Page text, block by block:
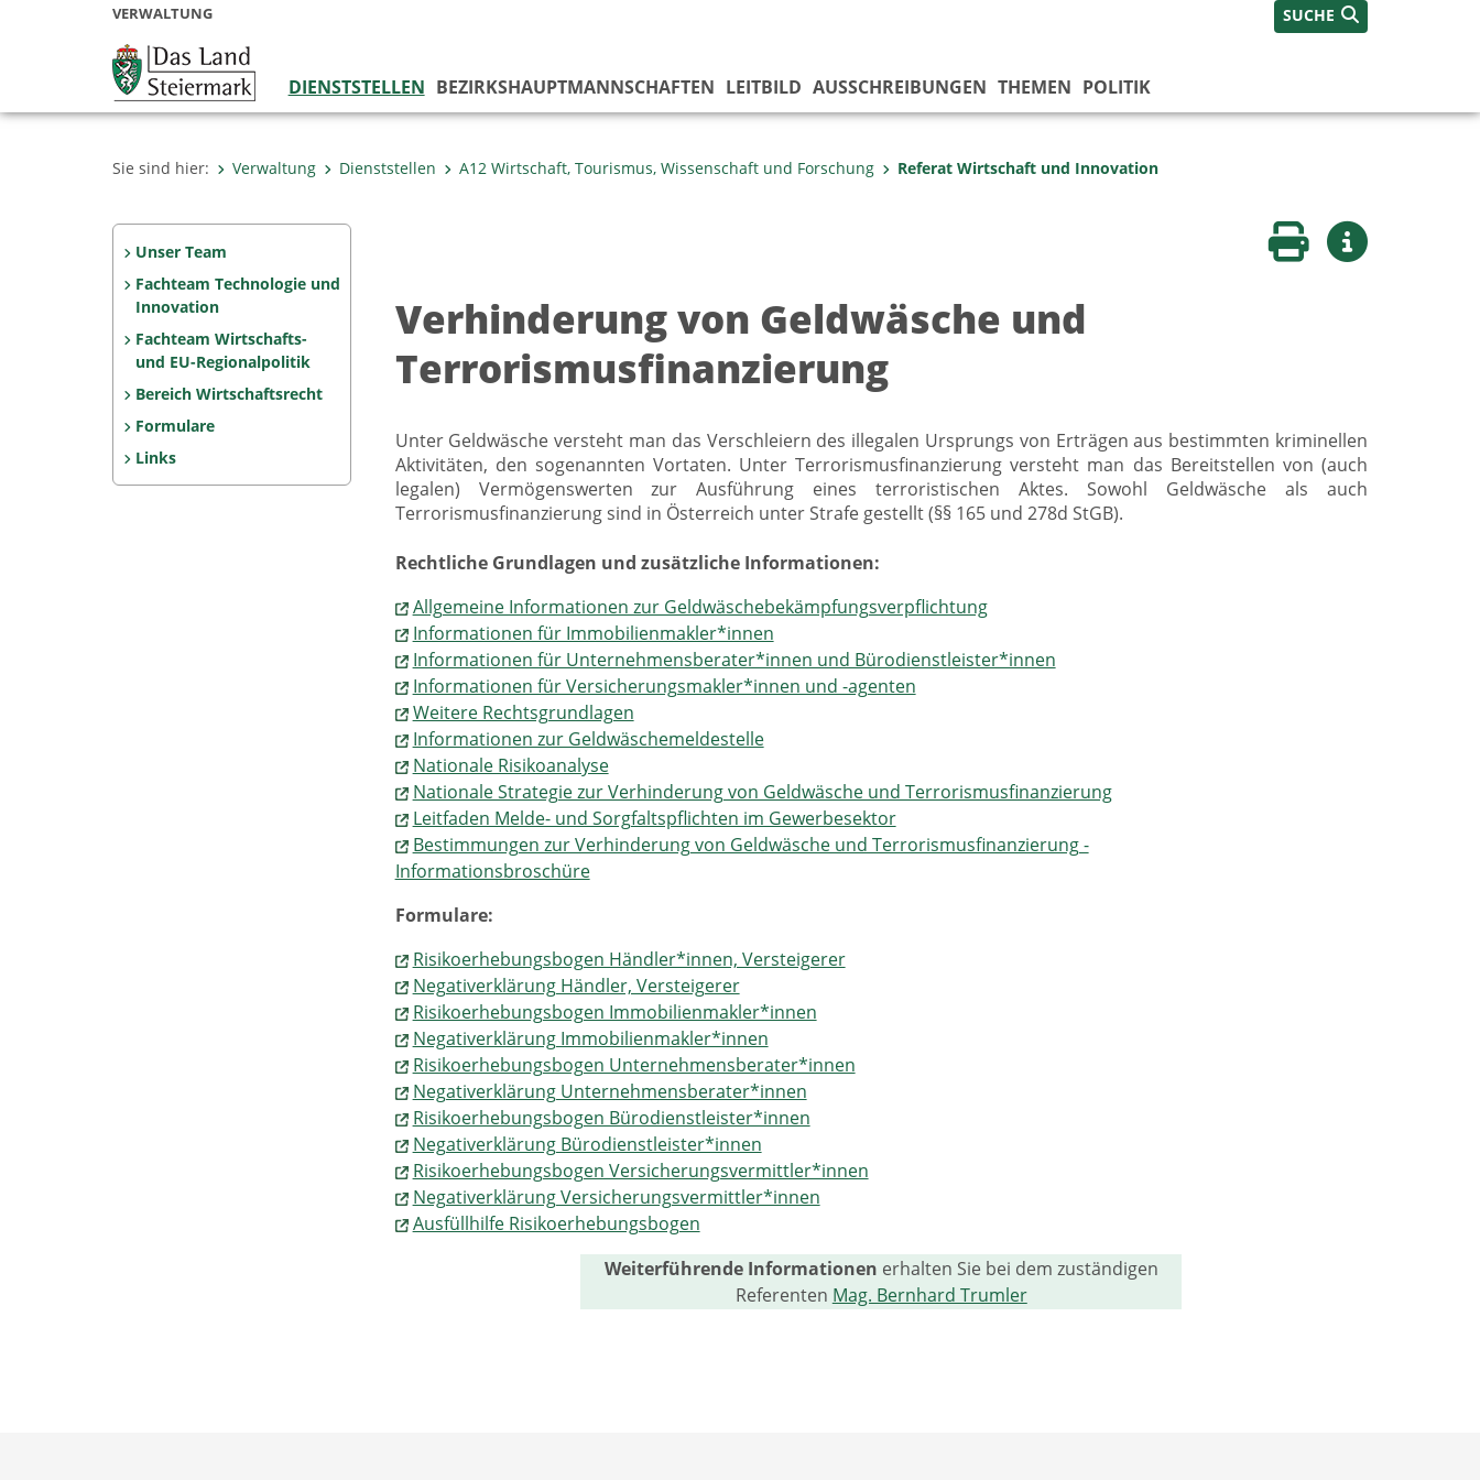
VERWALTUNG SUCHE
DIENSTSTELLEN BEZIRKS­HAUPTMANNSCHAFTEN LEITBILD AUSSCHREIBUNGEN THEMEN POLITIK
Sie sind hier: Verwaltung Dienststellen A12 Wirtschaft, Tourismus, Wissenschaft und Forschung Referat Wirtschaft und Innovation
Unser Team
Fachteam Technologie und
Innovation
Fachteam Wirtschafts-
und EU-Regionalpolitik
Bereich Wirtschaftsrecht
Formulare
Links
Seite druckenWeitere Infos
Verhinderung von Geldwäsche und
Terrorismusfinanzierung
Unter Geldwäsche versteht man das Verschleiern des illegalen Ursprungs von Erträgen aus bestimmten kriminellen
Aktivitäten, den sogenannten Vortaten. Unter Terrorismusfinanzierung versteht man das Bereitstellen von (auch
legalen) Vermögenswerten zur Ausführung eines terroristischen Aktes. Sowohl Geldwäsche als auch
Terrorismusfinanzierung sind in Österreich unter Strafe gestellt (§§ 165 und 278d StGB).
Rechtliche Grundlagen und zusätzliche Informationen:
Allgemeine Informationen zur Geldwäschebekämpfungsverpflichtung
Informationen für Immobilienmakler*innen
Informationen für Unternehmensberater*innen und Bürodienstleister*innen
Informationen für Versicherungsmakler*innen und -agenten
Weitere Rechtsgrundlagen
Informationen zur Geldwäschemeldestelle
Nationale Risikoanalyse
Nationale Strategie zur Verhinderung von Geldwäsche und Terrorismusfinanzierung
Leitfaden Melde- und Sorgfaltspflichten im Gewerbesektor
Bestimmungen zur Verhinderung von Geldwäsche und Terrorismusfinanzierung -
Informationsbroschüre
Formulare:
Risikoerhebungsbogen Händler*innen, Versteigerer
Negativerklärung Händler, Versteigerer
Risikoerhebungsbogen Immobilienmakler*innen
Negativerklärung Immobilienmakler*innen
Risikoerhebungsbogen Unternehmensberater*innen
Negativerklärung Unternehmensberater*innen
Risikoerhebungsbogen Bürodienstleister*innen
Negativerklärung Bürodienstleister*innen
Risikoerhebungsbogen Versicherungsvermittler*innen
Negativerklärung Versicherungsvermittler*innen
Ausfüllhilfe Risikoerhebungsbogen
Weiterführende Informationen erhalten Sie bei dem zuständigen
Referenten Mag. Bernhard Trumler